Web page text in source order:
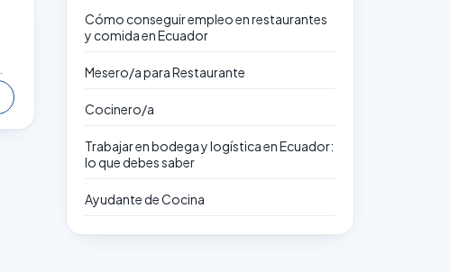
Cómo conseguir empleo en restaurantes
y comida en Ecuador
Mesero/a para Restaurante
Cocinero/a
Trabajar en bodega y logística en Ecuador:
lo que debes saber
Ayudante de Cocina